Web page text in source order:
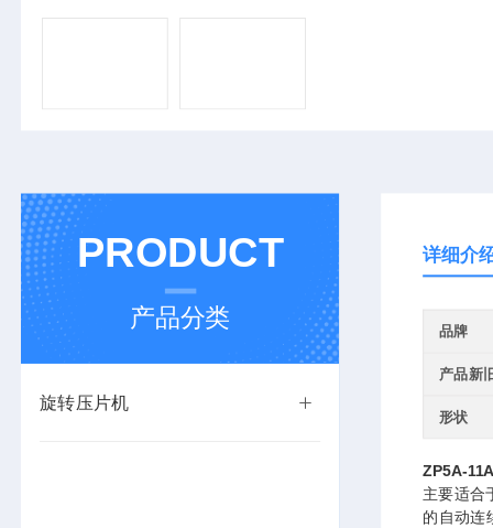
PRODUCT
产品分类
旋转压片机
详细介
品牌
产品新
形状
ZP5A-
主要适合
的自动连